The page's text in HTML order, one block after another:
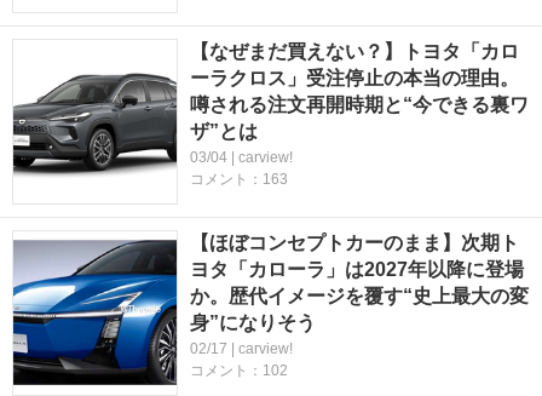
【なぜまだ買えない？】トヨタ「カロ
ーラクロス」受注停止の本当の理由。
噂される注文再開時期と“今できる裏ワ
ザ”とは
03/04 | carview!
コメント：163
【ほぼコンセプトカーのまま】次期ト
ヨタ「カローラ」は2027年以降に登場
か。歴代イメージを覆す“史上最大の変
身”になりそう
02/17 | carview!
コメント：102